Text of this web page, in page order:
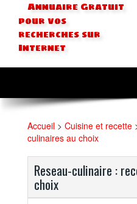
Annuaire Gratuit
pour vos
recherches sur
Internet
Accueil > Cuisine et recette
culinaires au choix
Reseau-culinaire :
choix